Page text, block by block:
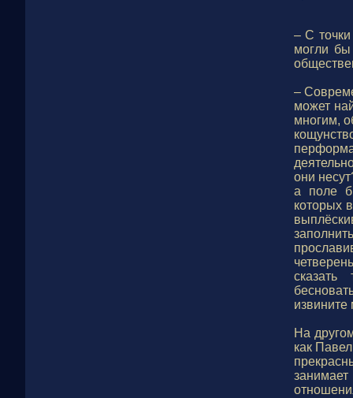
– С
могли бы
–
может
многим,
они
а поле
которых
На
как